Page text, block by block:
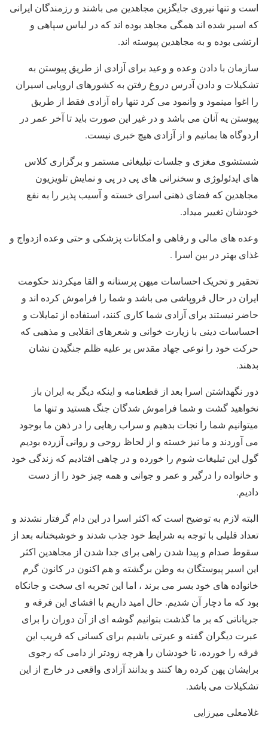
است و تنها نیروی جایگزین مجاهدین می باشند و رزمندگان ایرانی
که اسیر شده اند همگی مجاهد بوده اند که در لباس سپاهی و
ارتشی بوده و به مجاهدین پیوسته اند.
سازمان با دادن وعده و وعید برای آزادی از طریق پیوستن به
تشکیلات و دادن آدرس دروغ رفتن به کشورهای اروپایی اسیران
را اغوا مینمود و وانمود می کرد تنها راه آزادی فقط از طریق
پیوستن یه آنان می باشد و در غیر این صورت باید تا آخر عمر در
اردوگاه ها بمانیم و از آزادی هیچ خبری نیست.
شستشوی مغزی و جلسات تبلیغاتی مستمر و برگزاری کلاس
های ایدئولوژی و سخنرانی های پی در پی و نمایش تلویزیون
مجاهدین که فضای ذهنی اسرای خسته و آسیب پذیر را به نفع
خودشان تغییر میداد.
وعده های مالی و رفاهی و امکانات پزشکی و حتی وعده ازدواج و
غذای بهتر در بین اسرا .
تحقیر و تحریک احساسات میهن پرستانه و القا میکردند حکومت
ایران در حال فروپاشی می باشد و شما را فراموش کرده اند و
حاضر نیستند برای آزادی شما کاری کنند، استفاده از تمایلات و
احساسات دینی با زیارت خوانی و شعرهای انقلابی و مذهبی که
حرکت خود را نوعی جهاد مقدس بر علیه ظلم جنگیدن نشان
بدهند.
دور نگهداشتن اسرا بعد از قطعنامه و اینکه دیگر به ایران باز
نخواهید گشت و شما فراموش شدگان جنگ هستید و تنها ما
میتوانیم شما را نجات بدهیم و سراب رهایی را در ذهن ما بوجود
می آوردند و ما نیز خسته و از لحاظ روحی و روانی آزرده بودیم
گول این تبلیغات شوم را خورده و در چاهی افتادیم که زندگی خود
و خانواده را درگیر و عمر و جوانی و همه چیز خود را از دست
دادیم.
البته لازم به توضیح است که اکثر اسرا در این دام گرفتار نشدند و
تعداد قلیلی با توجه به شرایط خود جذب شدند و خوشبختانه بعد از
سقوط صدام و پیدا شدن راهی برای جدا شدن از مجاهدین اکثر
این اسیر پیوستگان به وطن برگشته و هم اکنون در کانون گرم
خانواده های خود بسر می برند ، اما این تجربه ای سخت و جانکاه
بود که ما دچار آن شدیم. حال امید داریم با افشای این فرقه و
جریاناتی که بر ما گذشت بتوانیم گوشه ای از آن دوران را برای
عبرت دیگران گفته و عبرتی باشیم برای کسانی که فریب این
فرقه را خورده، تا خودشان را هرچه زودتر از دامی که رجوی
برایشان پهن کرده رها کنند و بدانند آزادی واقعی در خارج از این
تشکیلات می باشد.
غلامعلی میرزایی